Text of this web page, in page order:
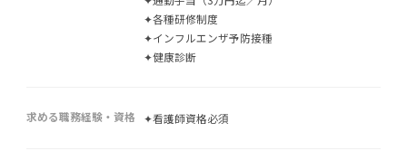
✦各種研修制度
✦インフルエンザ予防接種
✦健康診断
求める職務経験・資格 ✦看護師資格必須